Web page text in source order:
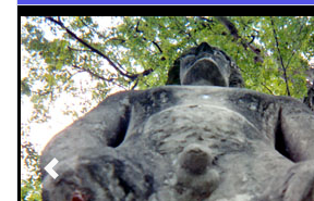
Slide 1 of 1
Previous